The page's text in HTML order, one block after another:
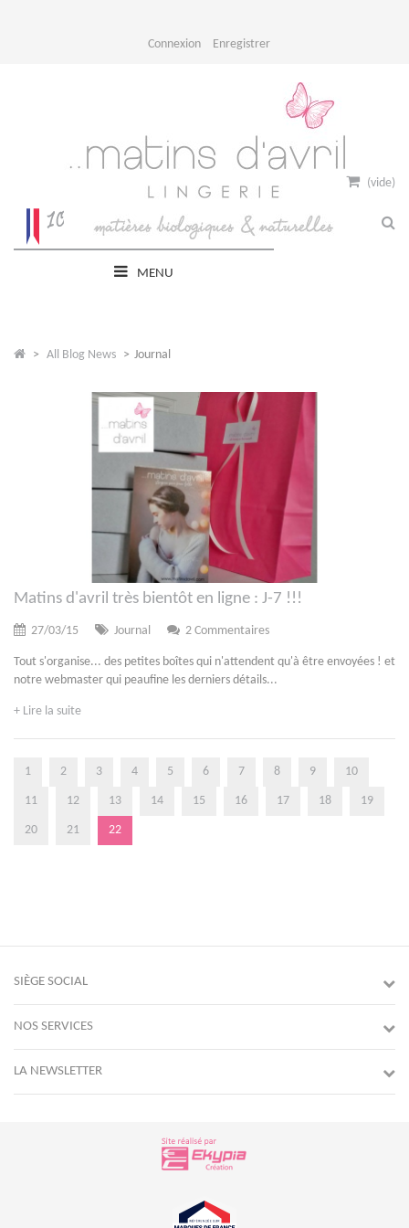
Connexion Enregistrer
MENU
(vide)
> All Blog News > Journal
Matins d'avril très bientôt en ligne : J-7 !!!
27/03/15 Journal 2 Commentaires
Tout s'organise... des petites boîtes qui n'attendent qu'à être envoyées ! et
notre webmaster qui peaufine les derniers détails...
+ Lire la suite
1 2 3 4 5 6 7 8 9 10
11 12 13 14 15 16 17 18 19
20 21 22
SIÈGE SOCIAL
NOS SERVICES
LA NEWSLETTER